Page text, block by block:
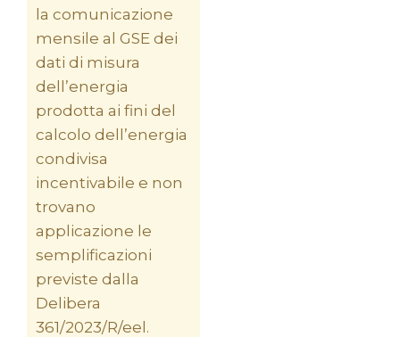
la comunicazione
mensile al GSE dei
dati di misura
dell’energia
prodotta ai fini del
calcolo dell’energia
condivisa
incentivabile e non
trovano
applicazione le
semplificazioni
previste dalla
Delibera
361/2023/R/eel.